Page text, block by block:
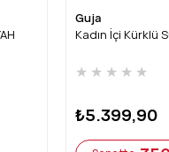
Guja
Kadın İçi Kürklü
★ ★ ★ ★ ★
₺5.399,90